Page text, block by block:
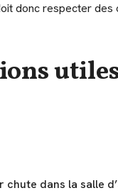
donc respecter des
chute dans la salle